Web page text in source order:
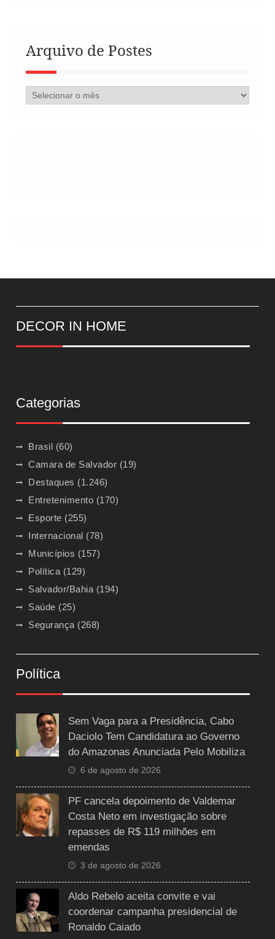
Arquivo de Postes
Arquivo
de
DECOR IN HOME
Categorias
Brasil (60)
Camara de Salvador (19)
Destaques (1.246)
Entretenimento (170)
Esporte (255)
Internacional (78)
Municípios (157)
Política (129)
Salvador/Bahia (194)
Saúde (25)
Segurança (268)
Política
Sem Vaga para a Presidência, Cabo
Daciolo Tem Candidatura ao Governo
do Amazonas Anunciada Pelo Mobiliza
6 de agosto de 2026
PF cancela depoimento de Valdemar
Costa Neto em investigação sobre
repasses de R$ 119 milhões em
emendas
3 de agosto de 2026
Aldo Rebelo aceita convite e vai
coordenar campanha presidencial de
Ronaldo Caiado